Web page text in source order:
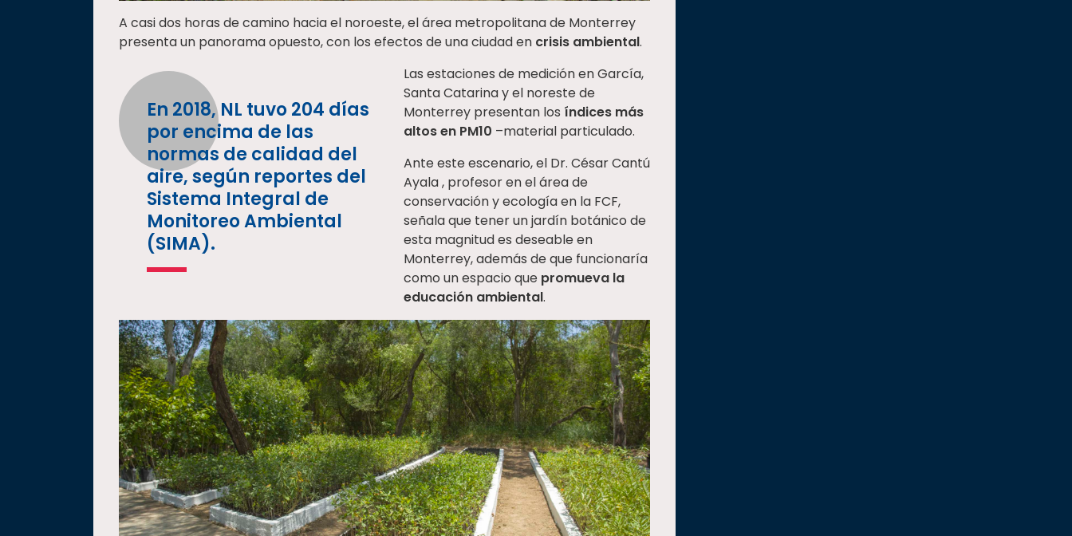
A casi dos horas de camino hacia el noroeste, el área metropolitana de Monterrey
presenta un panorama opuesto, con los efectos de una ciudad en crisis ambiental.
En 2018, NL tuvo 204 días
por encima de las
normas de calidad del
aire, según reportes del
Sistema Integral de
Monitoreo Ambiental
(SIMA).
Las estaciones de medición en García,
Santa Catarina y el noreste de
Monterrey presentan los índices más
altos en PM10 –material particulado.
Ante este escenario, el Dr. César Cantú
Ayala , profesor en el área de
conservación y ecología en la FCF,
señala que tener un jardín botánico de
esta magnitud es deseable en
Monterrey, además de que funcionaría
como un espacio que promueva la
educación ambiental.